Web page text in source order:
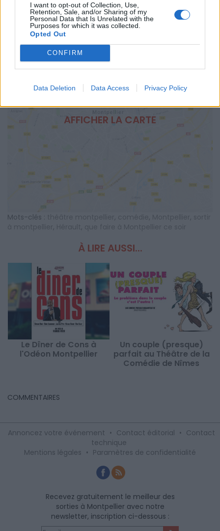
I want to opt-out of Collection, Use,
Retention, Sale, and/or Sharing of my
Personal Data that Is Unrelated with the
Purposes for which it was collected.
Opted Out
CONFIRM
Data Deletion Data Access Privacy Policy
kawatheatre.com
AFFICHER LA CARTE
Mots-clés : , , ,
, ,
À LIRE AUSSI...
Le Dîner de Cons à
l'Odéon Montpellier
Un couple (presque)
parfait au Théâtre de la
Comédie de Nîmes
COMMENTAIRES
Annoncez votre événement • Contact éditorial • Contact
technique
Mentions légales • Paramètres de confidentialité
Recevez gratuitement le meilleur des
sorties à Montpellier avec notre
newsletter, inscription ci-dessous :